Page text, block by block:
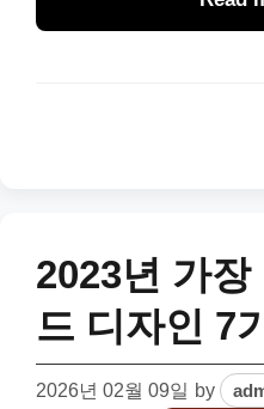
2023년 가
드 디자인 7
2026년 02월 09일 by